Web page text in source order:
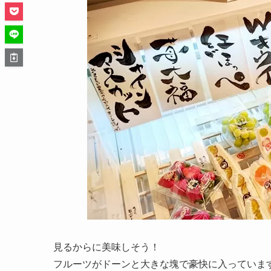
見るからに美味しそう！
フルーツがドーンと大きな塊で豪快に入っていま